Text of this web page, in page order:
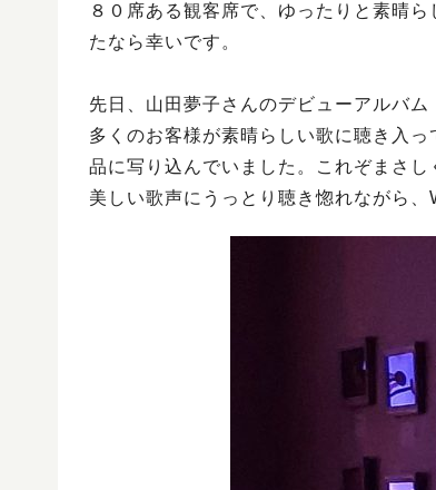
８０席ある観客席で、ゆったりと素晴
たなら幸いです。
先日、山田夢子さんのデビューアルバ
多くのお客様が素晴らしい歌に聴き入
品に写り込んでいました。これぞまさし
美しい歌声にうっとり聴き惚れながら